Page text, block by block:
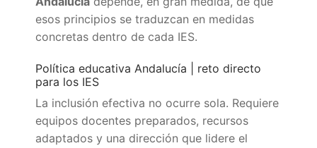
esos principios se traduzcan en medidas
concretas dentro de cada IES.
Política educativa Andalucía | reto directo
para los IES
La inclusión efectiva no ocurre sola. Requiere
equipos docentes preparados, recursos
adaptados y una dirección que lidere el